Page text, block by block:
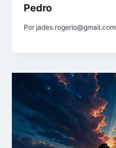
Pedro
Por jades.rogerio@gmail.com